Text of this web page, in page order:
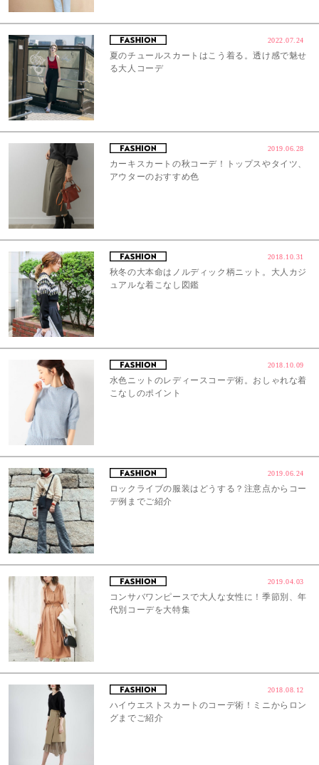
2022.07.24
夏のチュールスカートはこう着る。透け感で魅せ
る大人コーデ
2019.06.28
カーキスカートの秋コーデ！トップスやタイツ、
アウターのおすすめ色
2018.10.31
秋冬の大本命はノルディック柄ニット。大人カジ
ュアルな着こなし図鑑
2018.10.09
水色ニットのレディースコーデ術。おしゃれな着
こなしのポイント
2019.06.24
ロックライブの服装はどうする？注意点からコー
デ例までご紹介
2019.04.03
コンサバワンピースで大人な女性に！季節別、年
代別コーデを大特集
2018.08.12
ハイウエストスカートのコーデ術！ミニからロン
グまでご紹介